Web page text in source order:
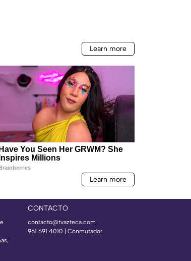
CONTACTO
contacto@tvazteca.com
961 691 4010 | Conmutador